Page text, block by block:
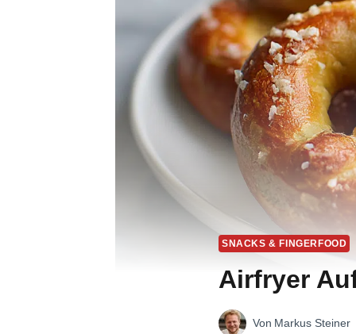
SNACKS & FINGERFOOD
Airfryer
Von Markus Steiner